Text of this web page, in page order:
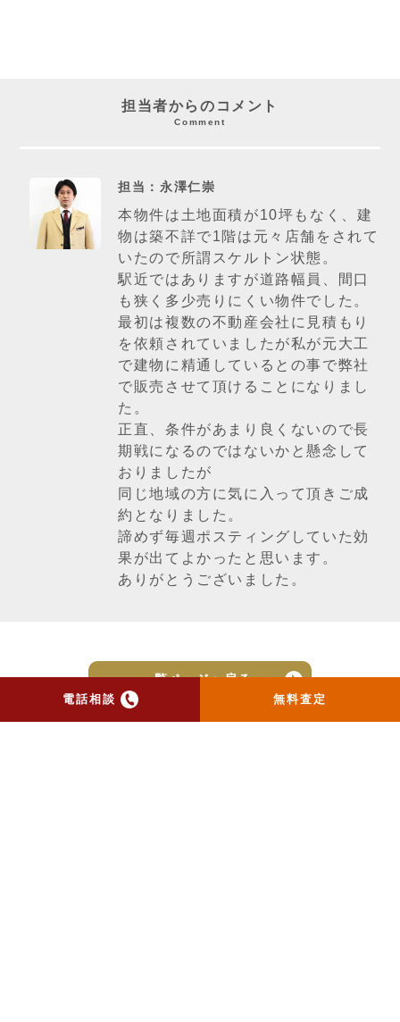
電話相談 無料査定
担当者からのコメント
Comment
担当：永澤仁崇
本物件は土地面積が10坪もなく、建
物は築不詳で1階は元々店舗をされて
いたので所謂スケルトン状態。
駅近ではありますが道路幅員、間口
も狭く多少売りにくい物件でした。
最初は複数の不動産会社に見積もり
を依頼されていましたが私が元大工
で建物に精通しているとの事で弊社
で販売させて頂けることになりまし
た。
正直、条件があまり良くないので長
期戦になるのではないかと懸念して
おりましたが
同じ地域の方に気に入って頂きご成
約となりました。
諦めず毎週ポスティングしていた効
果が出てよかったと思います。
ありがとうございました。
一覧ページへ戻る